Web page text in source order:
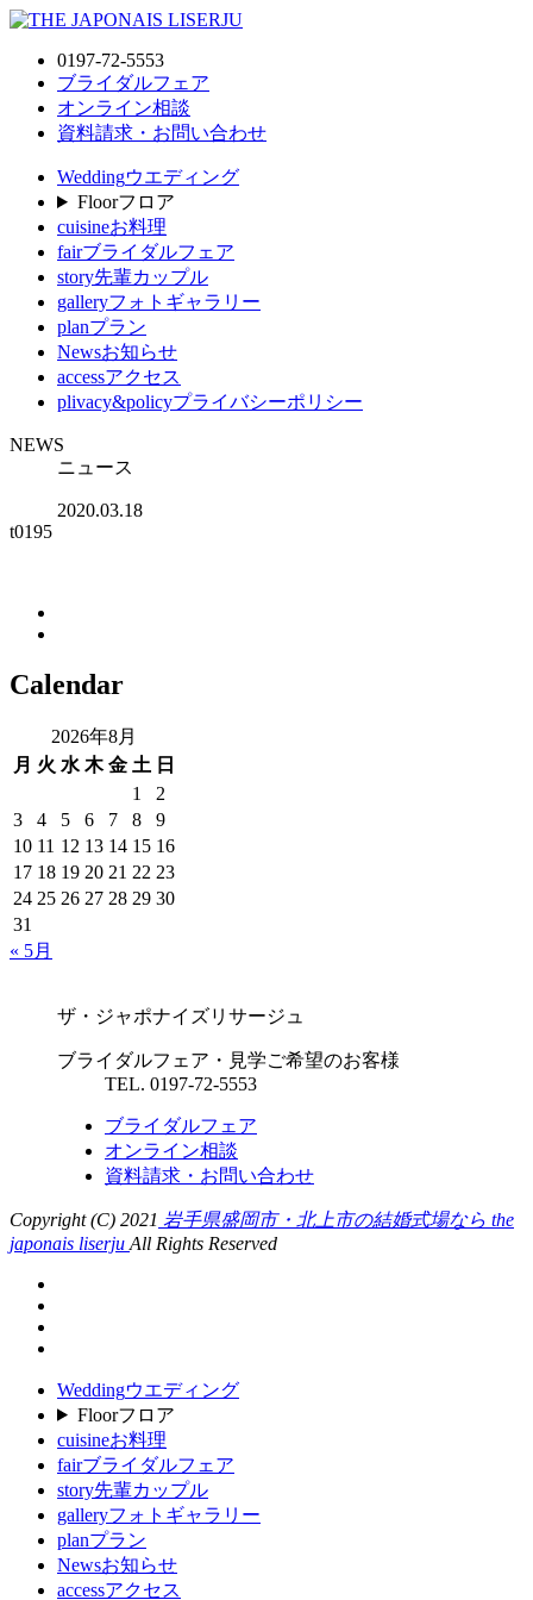
0197-72-5553
ブライダルフェア
オンライン相談
資料請求・お問い合わせ
Weddingウエディング
Floorフロア
cuisineお料理
fairブライダルフェア
story先輩カップル
galleryフォトギャラリー
planプラン
Newsお知らせ
accessアクセス
plivacy&policyプライバシーポリシー
NEWS
ニュース
2020.03.18
t0195
Calendar
2026年8月
月 火 水 木 金 土 日
1
2
3
4 5 6 7 8
9
10 11 12 13 14 15 16
17 18 19 20 21 22 23
24 25 26 27 28 29 30
31
« 5月
ザ・ジャポナイズリサージュ
ブライダルフェア・見学ご希望のお客様
TEL. 0197-72-5553
ブライダルフェア
オンライン相談
資料請求・お問い合わせ
Copyright (C) 2021 岩手県盛岡市・北上市の結婚式場なら the
japonais liserju All Rights Reserved
Weddingウエディング
Floorフロア
cuisineお料理
fairブライダルフェア
story先輩カップル
galleryフォトギャラリー
planプラン
Newsお知らせ
accessアクセス